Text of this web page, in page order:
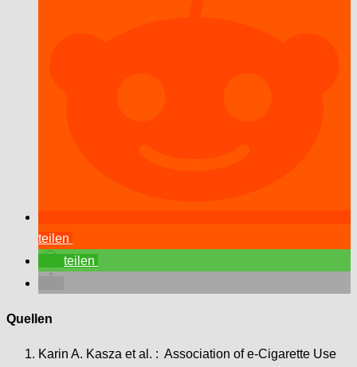
teilen
teilen
Quellen
Karin A. Kasza et al. : Association of e-Cigarette Use